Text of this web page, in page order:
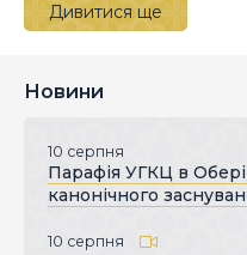
Дивитися ще
Новини
10 серпня
Парафія УГКЦ в Обері
канонічного
10 серпня